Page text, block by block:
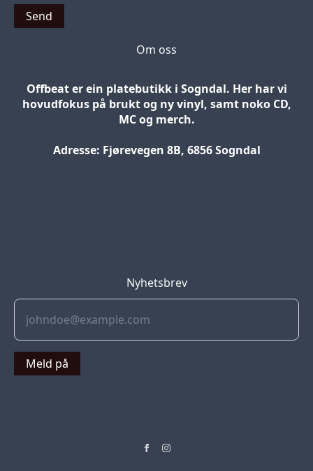
Send
Om oss
Offbeat er ein platebutikk i Sogndal. Her har vi
hovudfokus på brukt og ny vinyl, samt noko CD,
MC og merch.
Adresse: Fjørevegen 8B, 6856 Sogndal
Nyhetsbrev
Meld på